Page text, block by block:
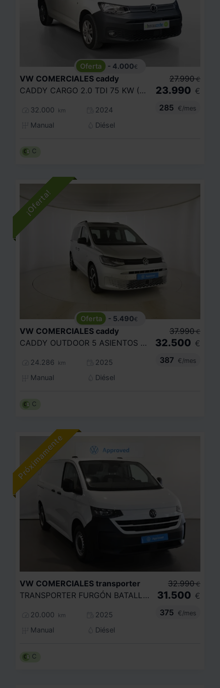
- 4.000€
VW COMERCIALES caddy
CADDY CARGO 2.0 TDI 75 KW (102 CV) 6 VEL. 2.220
32.000 km
2024
Manual
Diésel
27.990 €
23.990 €
285
€/mes
C
- 5.490€
VW COMERCIALES caddy
CADDY OUTDOOR 5 ASIENTOS 2.0 TDI 90 KW (122 CV) DSG 7 VEL.
24.286 km
2025
Manual
Diésel
37.990 €
32.500 €
387
€/mes
C
VW COMERCIALES transporter
TRANSPORTER FURGÓN BATALLA CORTA 2.0 TDI 81 KW (110 CV) 6 VEL.
20.000 km
2025
Manual
Diésel
32.990 €
31.500 €
375
€/mes
C